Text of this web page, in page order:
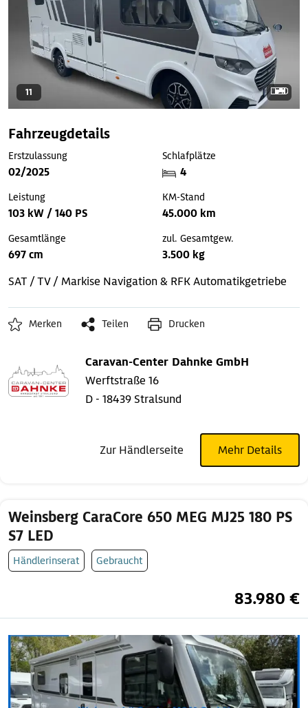
11
Fahrzeugdetails
Erstzulassung
02/2025
Schlafplätze
4
Leistung
103 kW / 140 PS
KM-Stand
45.000 km
Gesamtlänge
697 cm
zul. Gesamtgew.
3.500 kg
SAT / TV / Markise Navigation & RFKAutomatikgetriebe
Merken Teilen Drucken
Caravan-Center Dahnke GmbH
Werftstraße 16
D - 18439 Stralsund
Zur Händlerseite Mehr Details
Weinsberg CaraCore 650 MEG MJ25 180 PS
S7 LED
Händlerinserat Gebraucht
83.980 €